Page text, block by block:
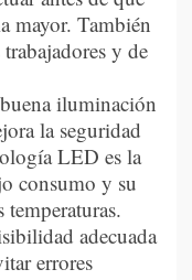
mayor. También
y de
iluminación
la seguridad
LED es la
consumo y su
adecuada
errores